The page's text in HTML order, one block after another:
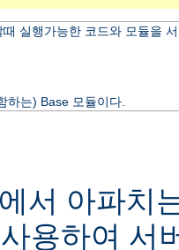
실행가능한 코드와 모듈을
하는) Base 모듈이다.
서 아파치
용하여 서